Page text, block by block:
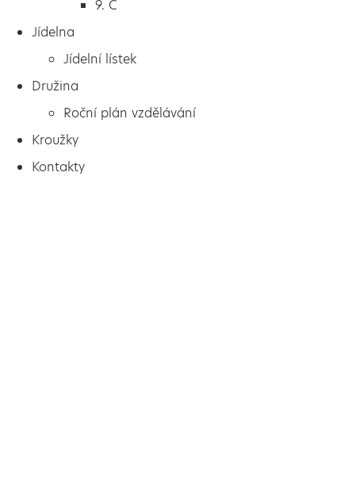
9. C
Jídelna
Jídelní lístek
Družina
Roční plán vzdělávání
Kroužky
Kontakty